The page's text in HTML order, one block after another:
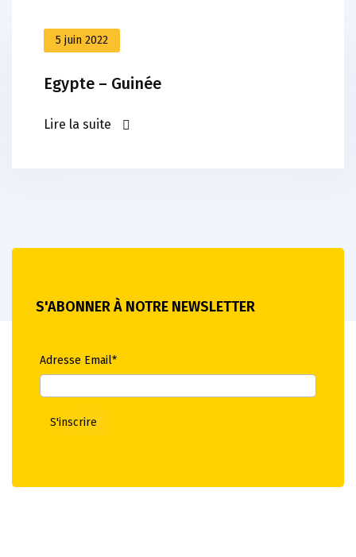
5 juin 2022
Egypte – Guinée
Lire la suite
S'ABONNER À NOTRE NEWSLETTER
Adresse Email*